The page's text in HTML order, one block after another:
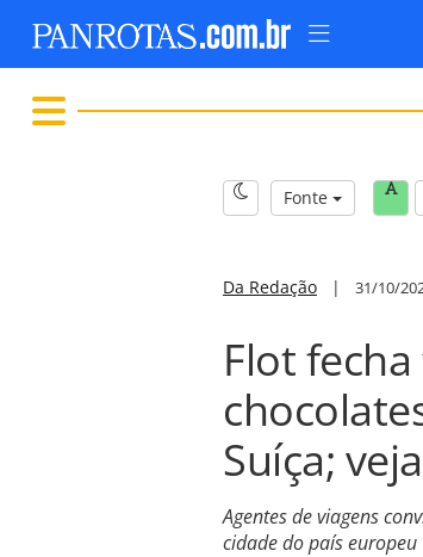
Fonte
Da Redação | 31/10/
Flot
Suíça;
Agentes de viagens
cidade do país europeu